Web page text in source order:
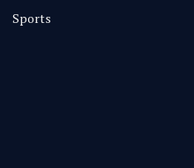
Sports